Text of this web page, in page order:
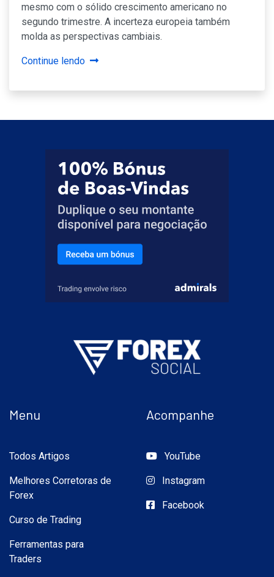
mesmo com o sólido crescimento americano no
segundo trimestre. A incerteza europeia também
molda as perspectivas cambiais.
Continue lendo
Menu
Todos Artigos
Melhores Corretoras de
Forex
Curso de Trading
Ferramentas para
Traders
Acompanhe
YouTube
Instagram
Facebook